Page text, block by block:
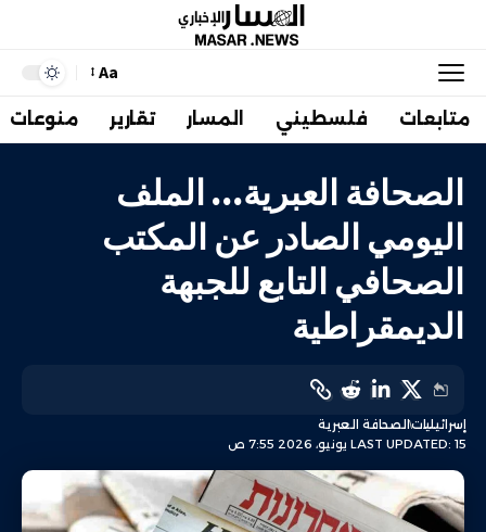
Aa
متابعات فلسطيني المسار تقارير منوعات
الصحافة العبرية… الملف
اليومي الصادر عن المكتب
الصحافي التابع للجبهة
الديمقراطية
LAST UPDATED: 15 يونيو، 2026 7:55 ص
إسرائيلياتالصحافة العبرية